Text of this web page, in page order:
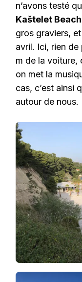
n’avons testé
Kaštelet Beach
gros graviers,
avril. Ici, rien de
m de la voiture,
on met la
cas, c’est ainsi
autour de nous.